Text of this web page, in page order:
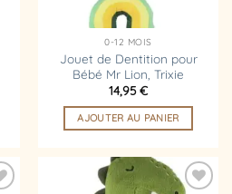
0-12 MOIS
Jouet de Dentition pour
Bébé Mr Lion, Trixie
14,95€
AJOUTER AU PANIER